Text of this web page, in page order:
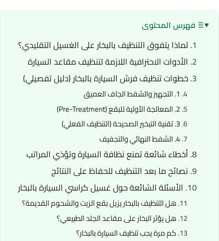
فهرس المحتوى
لماذا يتفوق التنظيف بالبخار على الغسيل التقليدي؟
الأدوات الاحترافية اللازمة لتنظيف مقاعد السيارة
خطوات تنظيف فرش السيارة بالبخار (دليل تفصيلي)
1. التجهيز والشفط الجاف العميق
2. المعالجة الأولية للبقع (Pre-Treatment)
3. تقنية التبخير الصحيحة (التنظيف الفعلي)
4. الشفط النهائي والتجفيف
أخطاء شائعة تمنع نظافة السيارة وتؤذي المراتب
نصائح ما بعد التنظيف للحفاظ على النتائج
الأسئلة الشائعة حول غسيل كراسي السيارة بالبخار
هل التنظيف بالبخار يزيل بقع الزيت والشحوم القديمة؟
هل يؤثر البخار على مقاعد الجلد الطبيعي؟
كم مرة يجب تنظيف السيارة بالبخار؟